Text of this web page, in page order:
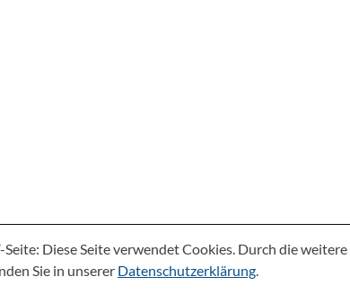
Diese Seite verwendet Cookies. Durch die
Sie in unserer Datenschutzerklärung.